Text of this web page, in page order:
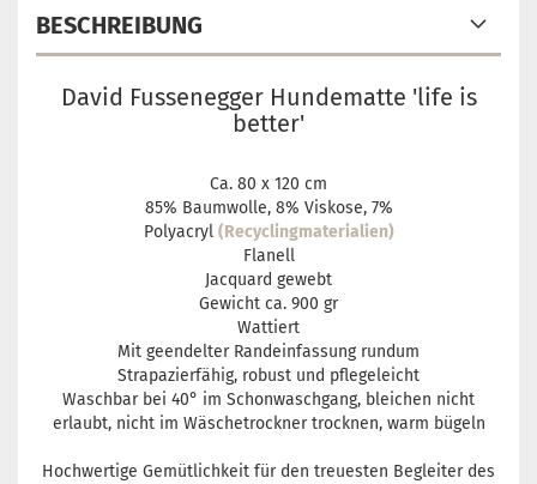
BESCHREIBUNG
David Fussenegger Hundematte 'life is
better'
Ca. 80 x 120 cm
85% Baumwolle, 8% Viskose, 7%
Polyacryl (Recyclingmaterialien)
Flanell
Jacquard gewebt
Gewicht ca. 900 gr
Wattiert
Mit geendelter Randeinfassung rundum
Strapazierfähig, robust und pflegeleicht
Waschbar bei 40° im Schonwaschgang, bleichen nicht
erlaubt, nicht im Wäschetrockner trocknen, warm bügeln
Hochwertige Gemütlichkeit für den treuesten Begleiter des